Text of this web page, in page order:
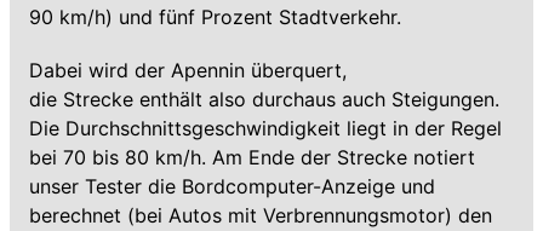
90 km/h) und fünf Prozent Stadtverkehr.
Dabei wird der Apennin überquert,
die Strecke enthält also durchaus auch Steigungen.
Die Durchschnittsgeschwindigkeit liegt in der Regel
bei 70 bis 80 km/h. Am Ende der Strecke notiert
unser Tester die Bordcomputer-Anzeige und
berechnet (bei Autos mit Verbrennungsmotor) den